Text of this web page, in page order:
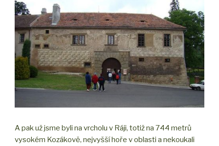
A pak už jsme byli na vrcholu v Ráji, totiž na 744 metrů
vysokém Kozákově, nejvyšší hoře v oblasti a nekoukali